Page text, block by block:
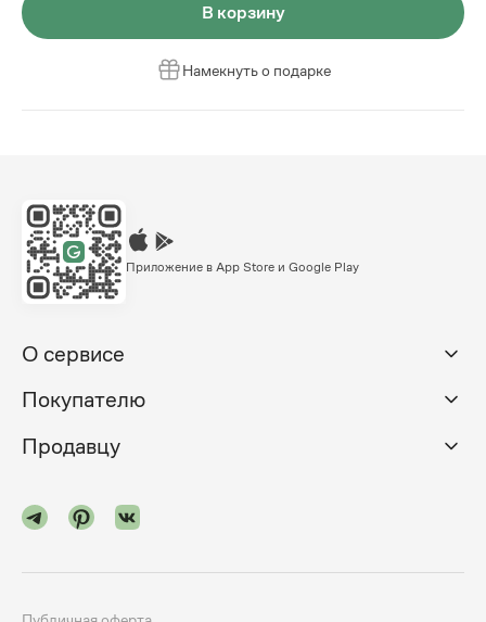
В корзину
Намекнуть о подарке
Приложение в App Store и Google Play
О сервисе
Покупателю
Продавцу